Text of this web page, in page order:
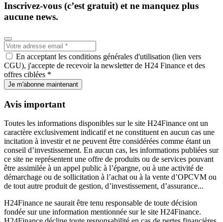
Inscrivez-vous (c’est gratuit) et ne manquez plus
aucune news.
En acceptant les conditions générales d'utilisation (lien vers
CGU), j'accepte de recevoir la newsletter de H24 Finance et des
offres ciblées *
Je m'abonne maintenant
Avis important
Toutes les informations disponibles sur le site H24Finance ont un
caractère exclusivement indicatif et ne constituent en aucun cas une
incitation à investir et ne peuvent être considérées comme étant un
conseil d’investissement. En aucun cas, les informations publiées sur
ce site ne représentent une offre de produits ou de services pouvant
être assimilée à un appel public à l’épargne, ou à une activité de
démarchage ou de sollicitation à l’achat ou à la vente d’OPCVM ou
de tout autre produit de gestion, d’investissement, d’assurance...
H24Finance ne saurait être tenu responsable de toute décision
fondée sur une information mentionnée sur le site H24Finance.